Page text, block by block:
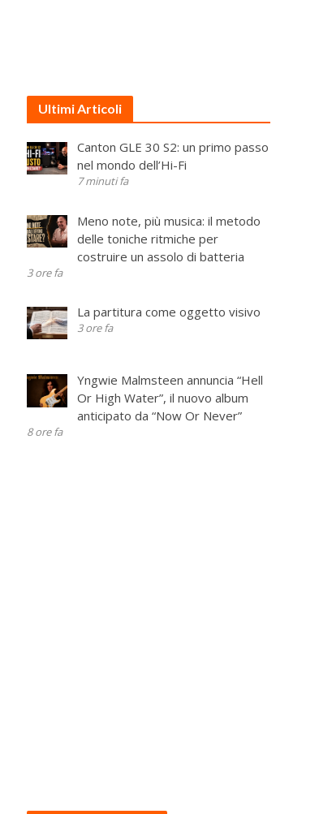
Ultimi Articoli
Canton GLE 30 S2: un primo passo
nel mondo dell’Hi-Fi
7 minuti fa
Meno note, più musica: il metodo
delle toniche ritmiche per
costruire un assolo di batteria
3 ore fa
La partitura come oggetto visivo
3 ore fa
Yngwie Malmsteen annuncia “Hell
Or High Water”, il nuovo album
anticipato da “Now Or Never”
8 ore fa